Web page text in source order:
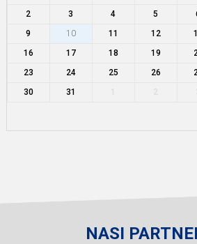
2
3 4 5
9
10 11 12
16
17 18 19
23
24 25 26
30
31
NASI